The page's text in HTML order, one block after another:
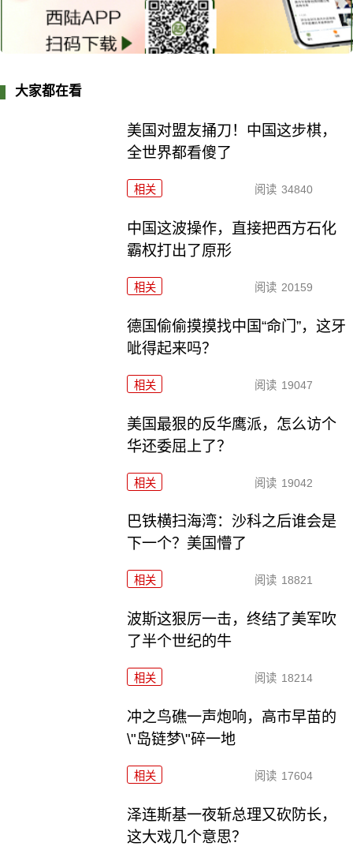
大家都在看
美国对盟友捅刀！中国这步棋，
全世界都看傻了
相关 阅读 34840
中国这波操作，直接把西方石化
霸权打出了原形
相关 阅读 20159
德国偷偷摸摸找中国“命门”，这牙
呲得起来吗？
相关 阅读 19047
美国最狠的反华鹰派，怎么访个
华还委屈上了？
相关 阅读 19042
巴铁横扫海湾：沙科之后谁会是
下一个？美国懵了
相关 阅读 18821
波斯这狠厉一击，终结了美军吹
了半个世纪的牛
相关 阅读 18214
冲之鸟礁一声炮响，高市早苗的
\"岛链梦\"碎一地
相关 阅读 17604
泽连斯基一夜斩总理又砍防长，
这大戏几个意思？